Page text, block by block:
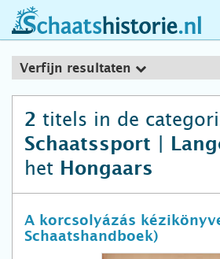
schaatshistorie.nl
Verfijn resultaten
2 titels in de
Schaatssport |
het Hongaars
A korcsolyázás
Schaatshandboek)